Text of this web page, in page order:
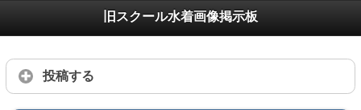
旧スクール水着画像掲示板
投稿する